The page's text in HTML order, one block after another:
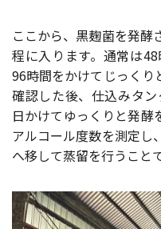
ここから、黒麹菌を発酵
程に入ります。通常は
96時間をかけてじっくり
確認した後、仕込みタ
日かけてゆっくりと発酵
アルコール度数を測定し
へ移して蒸留を行うこと